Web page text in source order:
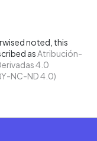
noted, this
asAtribución-
4.0
NC-ND 4.0)